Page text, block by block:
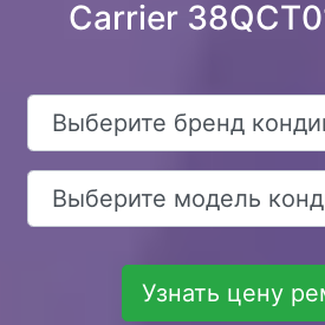
Carrier
Узнать цену